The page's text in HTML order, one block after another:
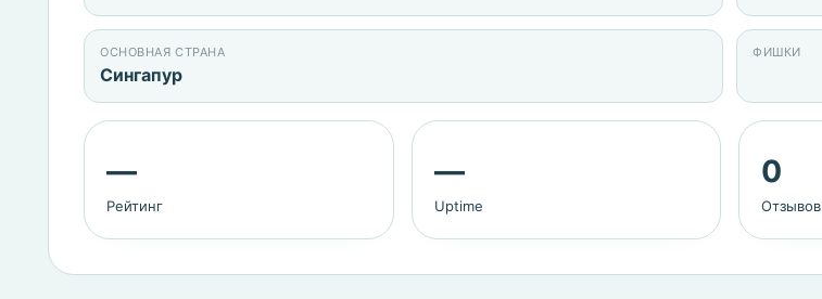
ОСНОВНАЯ СТРАНА
Сингапур
ФИШКИ
—
Рейтинг
—
Uptime
0
Отзывов